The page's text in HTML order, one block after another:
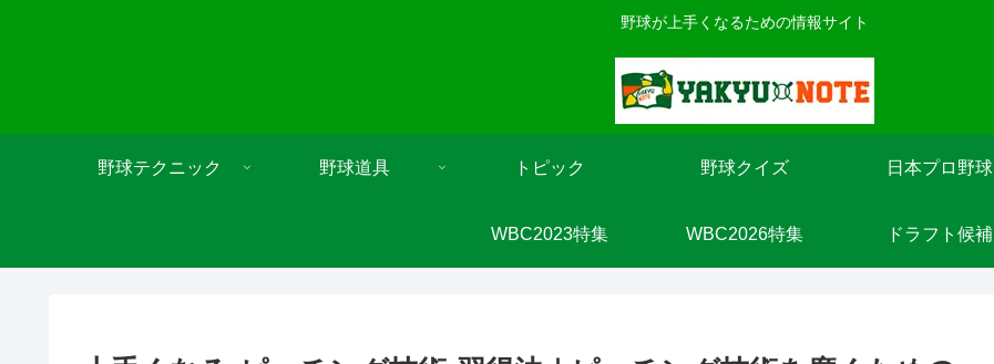
野球が上手くなるための情報サイト
野球テクニック 野球道具 トピック 野球クイズ 日本プロ野球
WBC2023特集 WBC2026特集 ドラフト候補